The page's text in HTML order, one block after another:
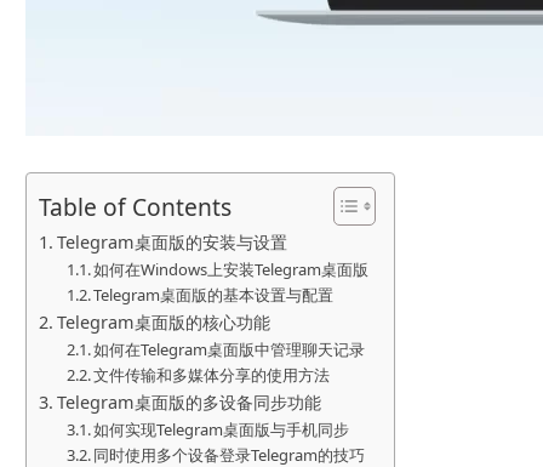
Table of Contents
Telegram桌面版的安装与设置
如何在Windows上安装Telegram桌面版
Telegram桌面版的基本设置与配置
Telegram桌面版的核心功能
如何在Telegram桌面版中管理聊天记录
文件传输和多媒体分享的使用方法
Telegram桌面版的多设备同步功能
如何实现Telegram桌面版与手机同步
同时使用多个设备登录Telegram的技巧